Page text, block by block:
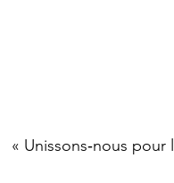
« Unissons‑nous